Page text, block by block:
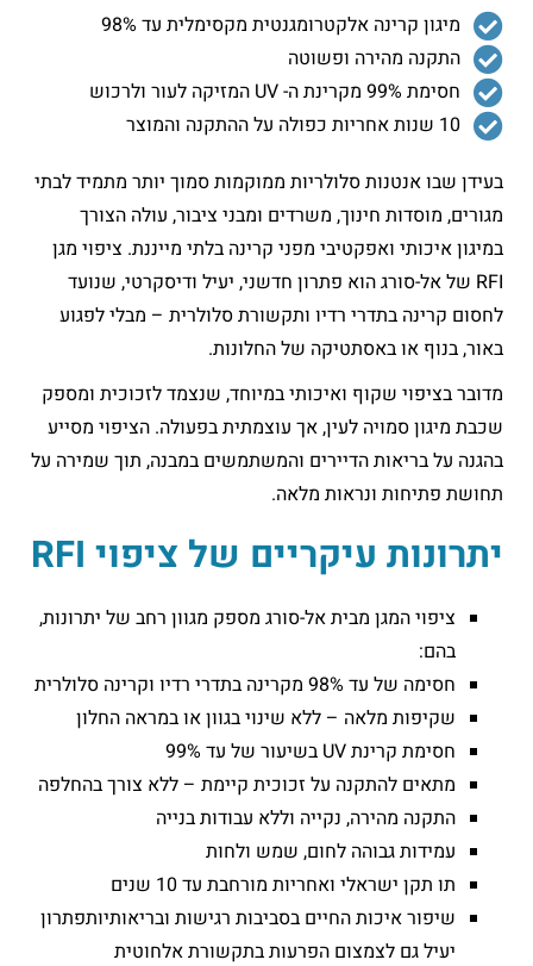
מיגון קרינה אלקטרומגנטית מקסימלית עד 98%
התקנה מהירה ופשוטה
חסימת 99% מקרינת ה- UV המזיקה לעור ולרכוש
10 שנות אחריות כפולה על ההתקנה והמוצר
בעידן שבו אנטנות סלולריות ממוקמות סמוך יותר מתמיד לבתי
מגורים, מוסדות חינוך, משרדים ומבני ציבור, עולה הצורך
במיגון איכותי ואפקטיבי מפני קרינה בלתי מייננת. ציפוי מגן
RFI של אל-סורג הוא פתרון חדשני, יעיל ודיסקרטי, שנועד
לחסום קרינה בתדרי רדיו ותקשורת סלולרית – מבלי לפגוע
באור, בנוף או באסתטיקה של החלונות.
מדובר בציפוי שקוף ואיכותי במיוחד, שנצמד לזכוכית ומספק
שכבת מיגון סמויה לעין, אך עוצמתית בפעולה. הציפוי מסייע
בהגנה על בריאות הדיירים והמשתמשים במבנה, תוך שמירה על
תחושת פתיחות ונראות מלאה.
יתרונות עיקריים של ציפוי RFI
ציפוי המגן מבית אל-סורג מספק מגוון רחב של יתרונות,
בהם:
חסימה של עד 98% מקרינה בתדרי רדיו וקרינה סלולרית
שקיפות מלאה – ללא שינוי בגוון או במראה החלון
חסימת קרינת UV בשיעור של עד 99%
מתאים להתקנה על זכוכית קיימת – ללא צורך בהחלפה
התקנה מהירה, נקייה וללא עבודות בנייה
עמידות גבוהה לחום, שמש ולחות
תו תקן ישראלי ואחריות מורחבת עד 10 שנים
שיפור איכות החיים בסביבות רגישות ובריאותיותפתרון
יעיל גם לצמצום הפרעות בתקשורת אלחוטית